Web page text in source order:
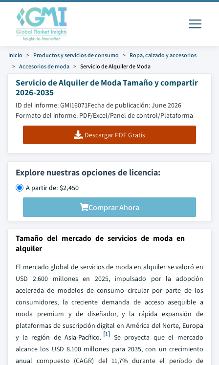
Inicio Productos y servicios de consumo
Ropa, calzado y accesorios
Accesorios de moda
Servicio de Alquiler de Moda
Servicio de Alquiler de Moda Tamaño y compartir
2026-2035
ID del informe: GMI16071Fecha de publicación: June 2026
Formato del informe: PDF/Excel/Panel de control/Plataforma
Descargar PDF Gratis
Explore nuestras opciones de licencia:
A partir de: $2,450
Comprar Ahora
Tamaño del mercado de servicios de moda en
alquiler
El mercado global de servicios de moda en alquiler se valoró en
USD 2.600 millones en 2025, impulsado por la adopción
acelerada de modelos de consumo circular por parte de los
consumidores, la creciente demanda de acceso asequible a
moda premium y de diseñador, y la rápida expansión de
plataformas de suscripción digital en América del Norte, Europa
y la región de Asia-Pacífico. [1] Se proyecta que el mercado
alcance los USD 8.100 millones para 2035, con un crecimiento
anual compuesto (CAGR) del 11,7% durante el período de